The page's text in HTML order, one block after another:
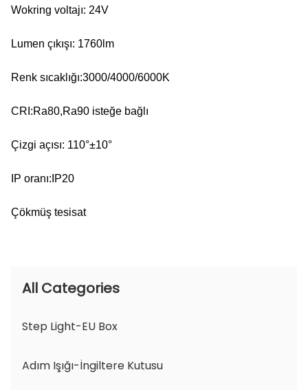
Wokring voltajı: 24V
Lumen çıkışı: 1760lm
Renk sıcaklığı:3000/4000/6000K
CRI:Ra80,Ra90 isteğe bağlı
Çizgi açısı: 110°±10°
IP oranı:IP20
Çökmüş tesisat
All Categories
Step Light-EU Box
Adım Işığı-İngiltere Kutusu